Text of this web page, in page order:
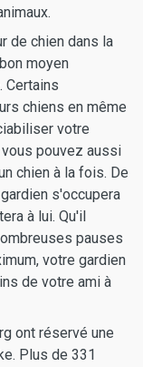
de chien dans la
moyen
Certains
chiens en même
votre
pouvez aussi
chien à la fois. De
s'occupera
à lui. Qu'il
pauses
votre gardien
de votre ami à
ont réservé une
Plus de 331